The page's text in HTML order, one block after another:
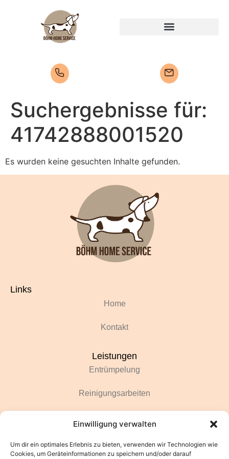
Einwilligung verwalten
Um dir ein optimales Erlebnis zu bieten, verwenden wir Technologien wie
Cookies, um Geräteinformationen zu speichern und/oder darauf
Suchergebnisse für:
41742888001520
Es wurden keine gesuchten Inhalte gefunden.
Links
Home
Kontakt
Leistungen
Entrümpelung
Reinigungsarbeiten
Gartenarbeiten